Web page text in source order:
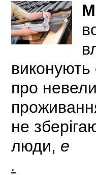
виконують
про
не
люди, е
.